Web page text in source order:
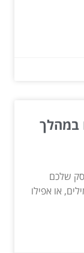
במהלך
שלכם
או אפילו